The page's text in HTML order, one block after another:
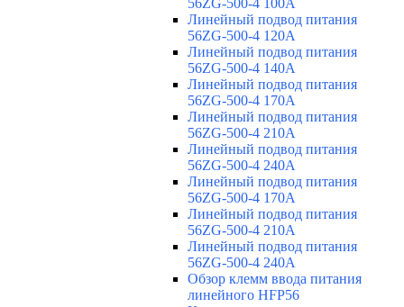
Линейный подвод питания
56ZG-500-4 120A
Линейный подвод питания
56ZG-500-4 140A
Линейный подвод питания
56ZG-500-4 170A
Линейный подвод питания
56ZG-500-4 210A
Линейный подвод питания
56ZG-500-4 240A
Линейный подвод питания
56ZG-500-4 170A
Линейный подвод питания
56ZG-500-4 210A
Линейный подвод питания
56ZG-500-4 240A
Обзор клемм ввода питания
линейного HFP56